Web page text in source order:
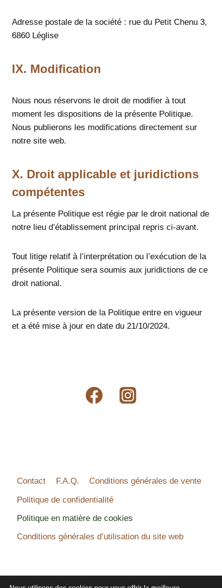
Adresse postale de la société : rue du Petit Chenu 3,
6860 Léglise
IX. Modification
Nous nous réservons le droit de modifier à tout
moment les dispositions de la présente Politique.
Nous publierons les modifications directement sur
notre site web.
X. Droit applicable et juridictions
compétentes
La présente Politique est régie par le droit national de
notre lieu d’établissement principal repris ci-avant.
Tout litige relatif à l’interprétation ou l’exécution de la
présente Politique sera soumis aux juridictions de ce
droit national.
La présente version de la Politique entre en vigueur
et a été mise à jour en date du 21/10/2024.
Contact F.A.Q.
Conditions générales de vente
Politique de confidentialité
Politique en matière de cookies
Conditions générales d’utilisation du site web